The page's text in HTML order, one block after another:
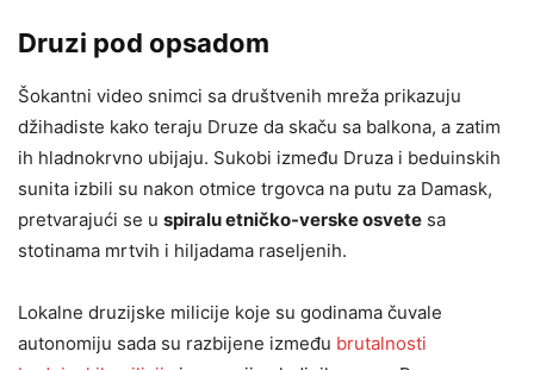
Druzi pod opsadom
Šokantni video snimci sa društvenih mreža prikazuju
džihadiste kako teraju Druze da skaču sa balkona, a zatim
ih hladnokrvno ubijaju. Sukobi između Druza i beduinskih
sunita izbili su nakon otmice trgovca na putu za Damask,
pretvarajući se u spiralu etničko-verske osvete sa
stotinama mrtvih i hiljadama raseljenih.
Lokalne druzijske milicije koje su godinama čuvale
autonomiju sada su razbijene između brutalnosti